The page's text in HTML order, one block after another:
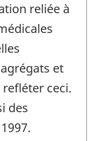
reliée à
et
ceci.
des